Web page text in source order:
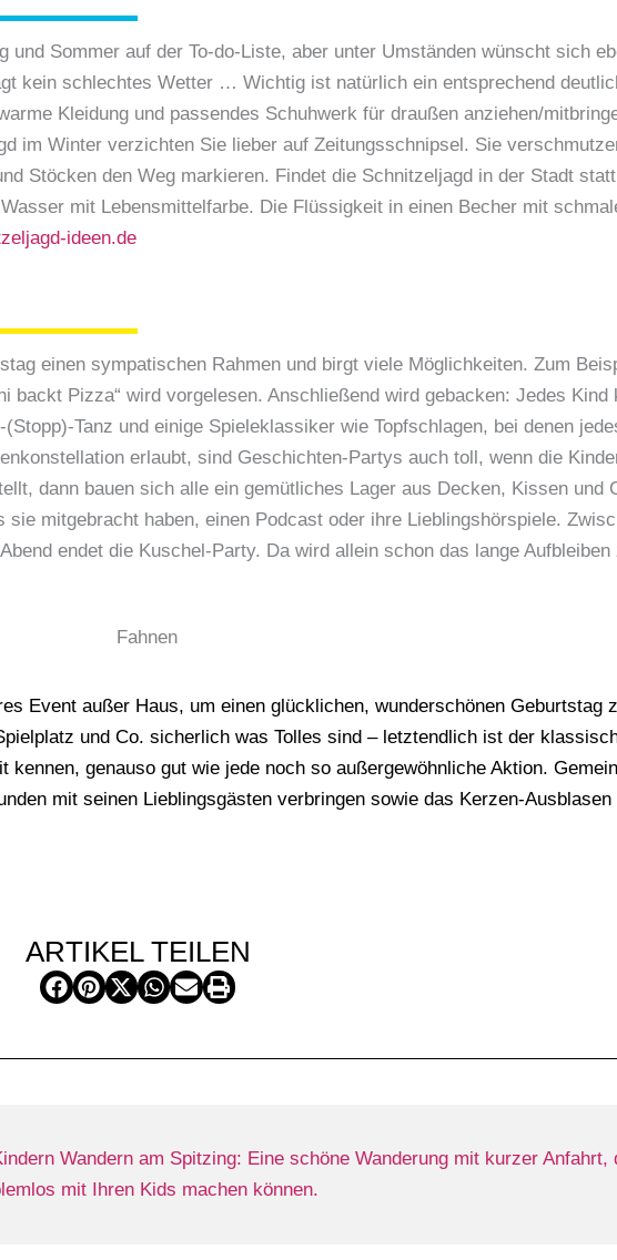
Sommer auf der To-do-Liste, aber unter Umständen wünscht sich
kein schlechtes Wetter … Wichtig ist natürlich ein entsprechend
Kleidung und passendes Schuhwerk für draußen anziehen/
im Winter verzichten Sie lieber auf Zeitungsschnipsel. Sie
Stöcken den Weg markieren. Findet die Schnitzeljagd in der Stadt
mit Lebensmittelfarbe. Die Flüssigkeit in einen Becher mit
ideen.de
einen sympatischen ­Rahmen und birgt viele Möglichkeiten. Zum
backt Pizza“ wird vorgelesen. Anschließend wird gebacken: Jedes Kind
Tanz und einige Spieleklassiker wie Topfschlagen, bei denen
erlaubt, sind Geschichten-Partys auch toll, wenn die
dann bauen sich alle ein gemütliches Lager aus Decken, Kissen und
mitgebracht haben, einen Podcast oder ihre Lieblingshörspiele.
endet die Kuschel-Party. Da wird allein schon das lange Aufbleiben
Event außer Haus, um einen glücklichen, wunderschönen Geburtstag
und Co. sicherlich was Tolles sind – letztendlich ist der
genauso gut wie jede noch so außergewöhnliche Aktion.
mit seinen Lieblingsgästen verbringen sowie das Kerzen-Ausblasen
ARTIKEL TEILEN
Wandern am Spitzing: Eine schöne Wanderung mit kurzer Anfahrt,
mit Ihren Kids machen können.